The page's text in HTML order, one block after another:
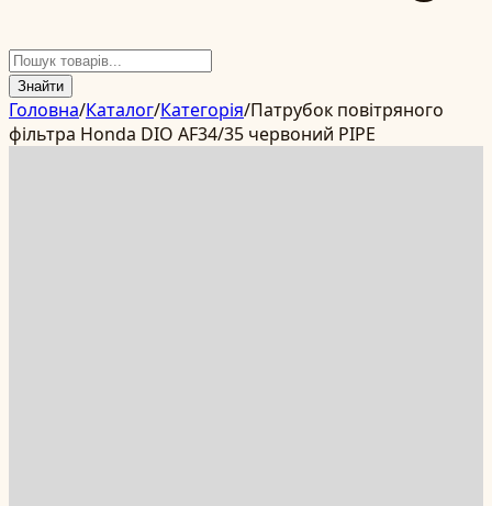
Знайти
Головна/Каталог/Категорія/Патрубок повітряного
фільтра Honda DIO AF34/35 червоний PIPE